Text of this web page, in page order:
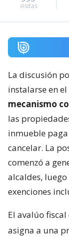
visitas
La discusión
instalarse en
mecanismo
las
inmueble
cancelar. La
comenzó a
alcaldes,
exenciones
El avalúo
asigna a una